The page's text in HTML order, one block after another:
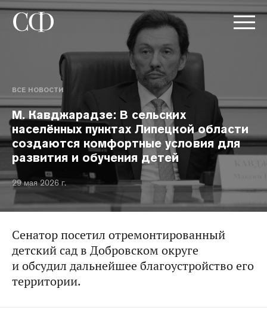
ВСЕ НОВОСТИ
М. Кавджарадзе: В сельских
населённых пунктах Липецкой области
создаются комфортные условия для
развития и обучения детей
29 мая 2026 г.
Сенатор посетил отремонтированный
детский сад в Добровском округе
и обсудил дальнейшее благоустройство его
территории.